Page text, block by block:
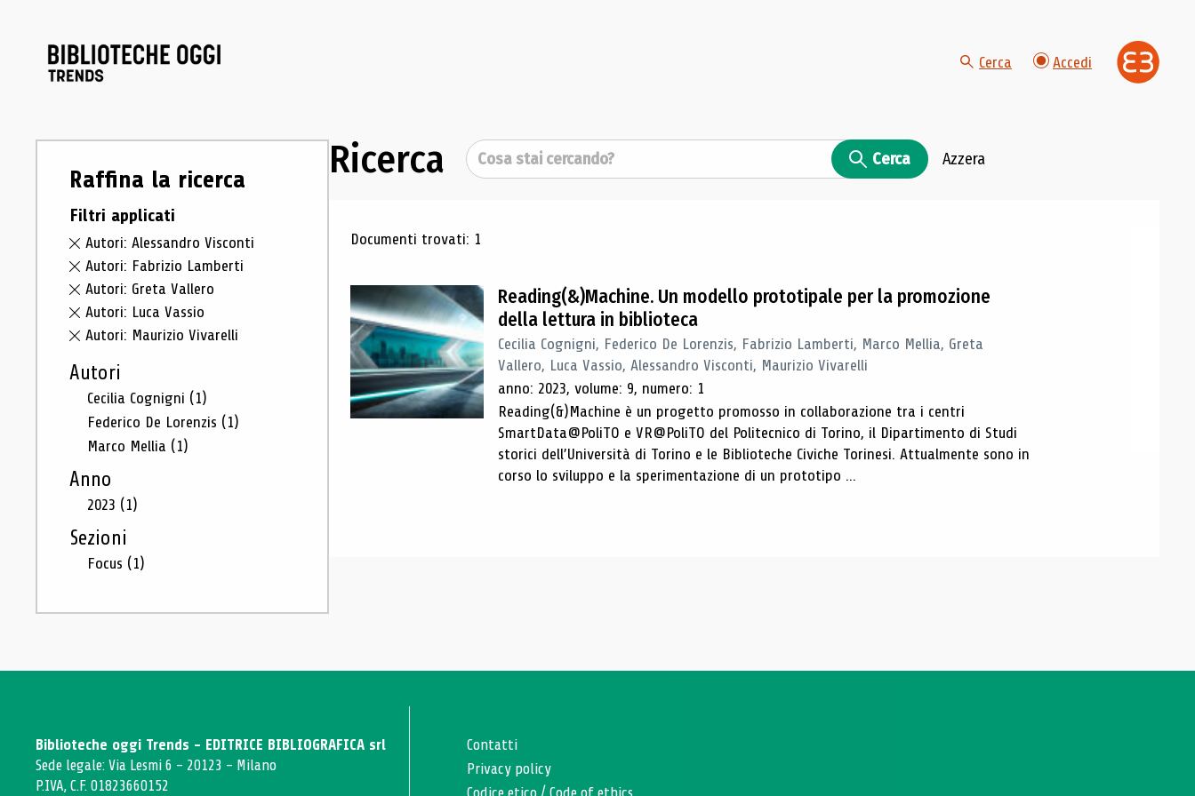
Cerca Accedi
Raffina la ricerca
Filtri applicati
Autori: Alessandro Visconti
Autori: Fabrizio Lamberti
Autori: Greta Vallero
Autori: Luca Vassio
Autori: Maurizio Vivarelli
Autori
Cecilia Cognigni (1)
Federico De Lorenzis (1)
Marco Mellia (1)
Anno
2023 (1)
Sezioni
Focus (1)
Ricerca Cerca Cerca Azzera
Risultati di ricerca
Documenti trovati: 1
Reading(&)Machine. Un modello prototipale per la promozione
della lettura in biblioteca
Cecilia Cognigni, Federico De Lorenzis, Fabrizio Lamberti, Marco Mellia, Greta
Vallero, Luca Vassio, Alessandro Visconti, Maurizio Vivarelli
anno: 2023, volume: 9, numero: 1
Reading(&)Machine è un progetto promosso in collaborazione tra i centri
SmartData@PoliTO e VR@PoliTO del Politecnico di Torino, il Dipartimento di Studi
storici dell’Università di Torino e le Biblioteche Civiche Torinesi. Attualmente sono in
corso lo sviluppo e la sperimentazione di un prototipo ...
Biblioteche oggi Trends - EDITRICE BIBLIOGRAFICA srl
Sede legale: Via Lesmi 6 - 20123 - Milano
P.IVA, C.F. 01823660152
Contatti
Privacy policy